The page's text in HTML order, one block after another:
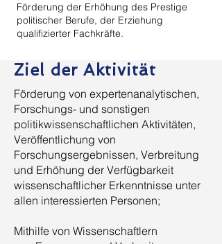
Förderung der Erhöhung des Prestige
politischer Berufe, der Erziehung
qualifizierter Fachkräfte.
Ziel der Aktivität
Förderung von expertenanalytischen,
Forschungs- und sonstigen
politikwissenschaftlichen Aktivitäten,
Veröffentlichung von
Forschungsergebnissen, Verbreitung
und Erhöhung der Verfügbarkeit
wissenschaftlicher Erkenntnisse unter
allen interessierten Personen;
Mithilfe von Wissenschaftlern